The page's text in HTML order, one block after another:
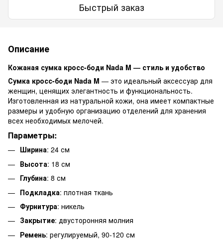
Быстрый заказ
Описание
Кожаная сумка кросс-боди Nada M — стиль и удобство
Сумка кросс-боди Nada M — это идеальный аксессуар для
женщин, ценящих элегантность и функциональность.
Изготовленная из натуральной кожи, она имеет компактные
размеры и удобную организацию отделений для хранения
всех необходимых мелочей.
Параметры:
Ширина: 24 см
Высота: 18 см
Глубина: 8 см
Подкладка: плотная ткань
Фурнитура: никель
Закрытие: двусторонняя молния
Ремень: регулируемый, 90-120 см